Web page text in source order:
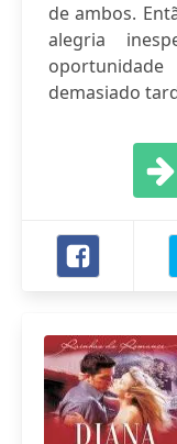
de ambos.
alegria
demasiado